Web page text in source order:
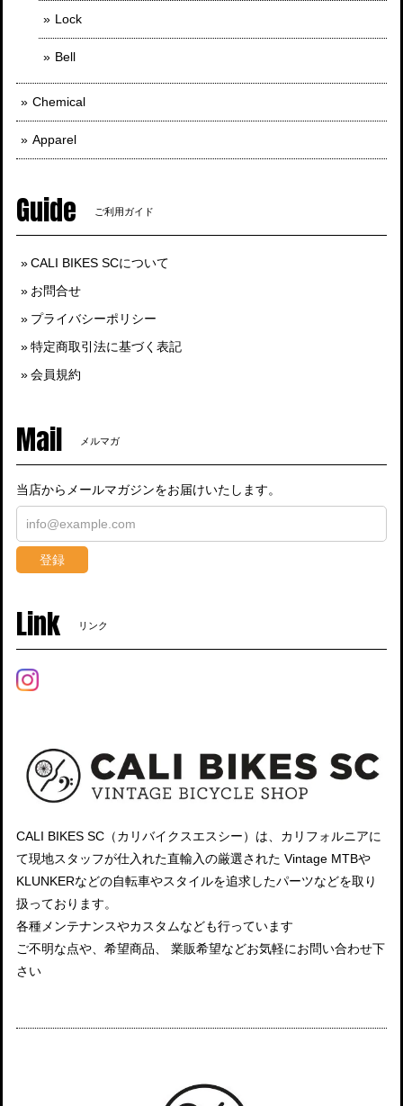
Lock
Bell
Chemical
Apparel
Guide ご利用ガイド
CALI BIKES SCについて
お問合せ
プライバシーポリシー
特定商取引法に基づく表記
会員規約
Mail メルマガ
当店からメールマガジンをお届けいたします。
登録
Link リンク
CALI BIKES SC（カリバイクスエスシー）は、カリフォルニアに
て現地スタッフが仕入れた直輸入の厳選された Vintage MTBや
KLUNKERなどの自転車やスタイルを追求したパーツなどを取り
扱っております。
各種メンテナンスやカスタムなども行っています
ご不明な点や、希望商品、 業販希望などお気軽にお問い合わせ下
さい